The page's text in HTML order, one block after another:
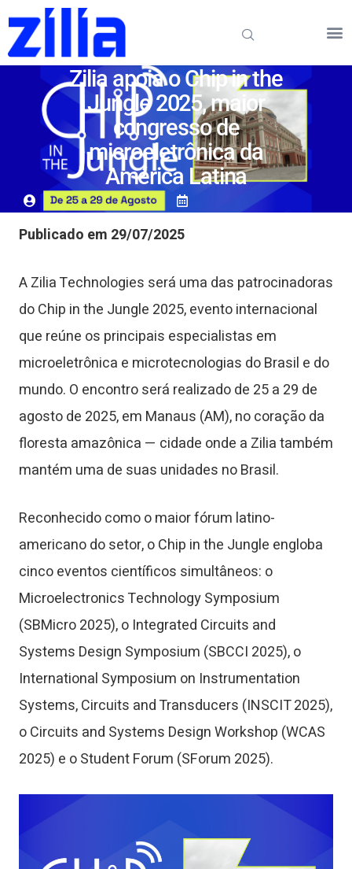
Zilia apoia o Chip in the
Jungle 2025, maior
congresso de
microeletrônica da
América Latina
Publicado em 29/07/2025
A Zilia Technologies será uma das patrocinadoras
do Chip in the Jungle 2025, evento internacional
que reúne os principais especialistas em
microeletrônica e microtecnologias do Brasil e do
mundo. O encontro será realizado de 25 a 29 de
agosto de 2025, em Manaus (AM), no coração da
floresta amazônica — cidade onde a Zilia também
mantém uma de suas unidades no Brasil.
Reconhecido como o maior fórum latino-
americano do setor, o Chip in the Jungle engloba
cinco eventos científicos simultâneos: o
Microelectronics Technology Symposium
(SBMicro 2025), o Integrated Circuits and
Systems Design Symposium (SBCCI 2025), o
International Symposium on Instrumentation
Systems, Circuits and Transducers (INSCIT 2025),
o Circuits and Systems Design Workshop (WCAS
2025) e o Student Forum (SForum 2025).